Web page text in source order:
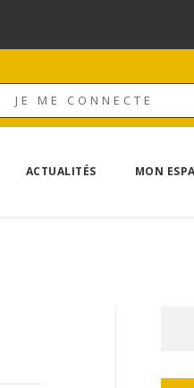
JE ME CONNECTE
ACTUALITÉS MON